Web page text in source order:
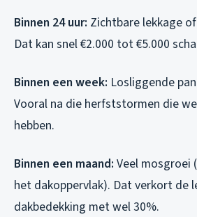
Binnen 24 uur: Zichtbare lekkage
Dat kan snel €2.000 tot €5.000
Binnen een week: Losliggende
Vooral na die herfststormen die
hebben.
Binnen een maand: Veel mosgroei
het dakoppervlak). Dat verkort de
dakbedekking met wel 30%.